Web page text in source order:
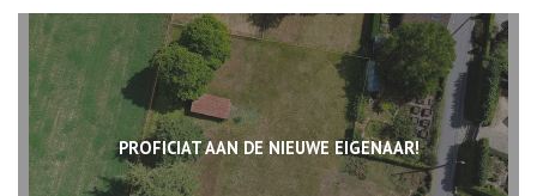
PROFICIAT AAN DE NIEUWE EIGENAAR!